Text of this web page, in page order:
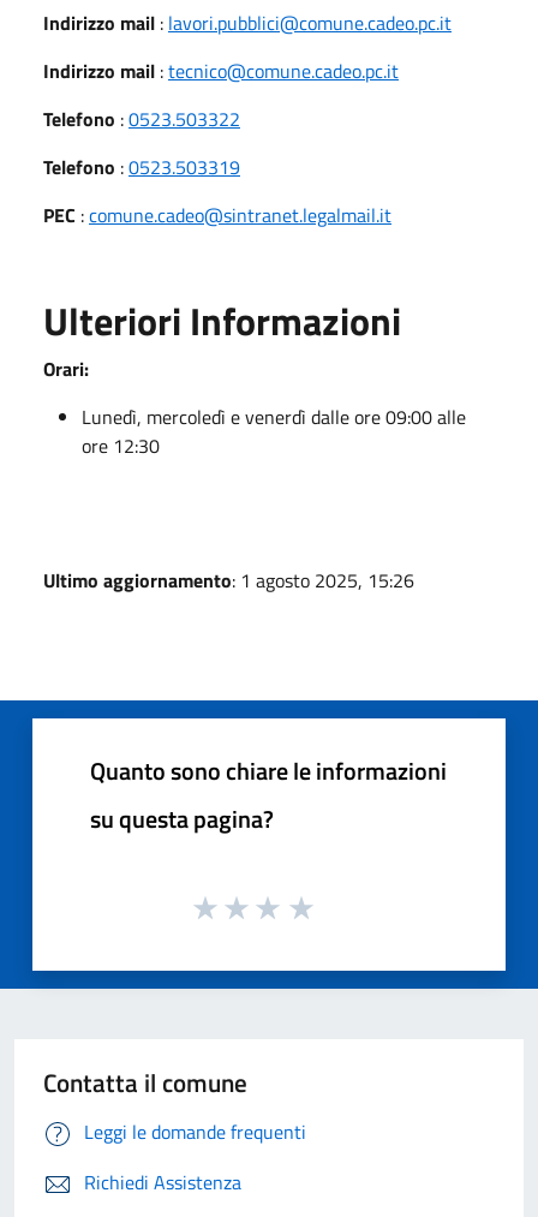
Indirizzo mail : lavori.pubblici@comune.cadeo.pc.it
Indirizzo mail :tecnico@comune.cadeo.pc.it
Telefono :0523.503322
Telefono :0523.503319
PEC :comune.cadeo@sintranet.legalmail.it
Ulteriori Informazioni
Orari:
Lunedì, mercoledì e venerdì dalle ore 09:00 alle
ore 12:30
Ultimo aggiornamento: 1 agosto 2025, 15:26
Quanto sono chiare le informazioni
su questa pagina?
Contatta il comune
Leggi le domande frequenti
Richiedi Assistenza